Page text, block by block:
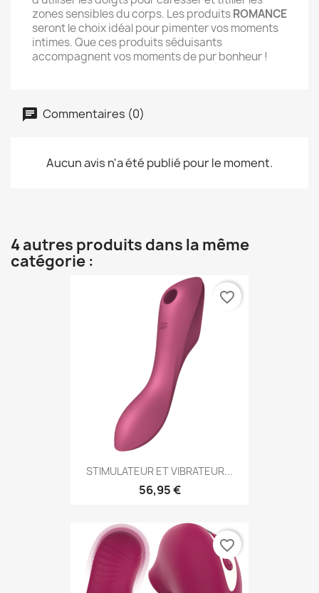
zones sensibles du corps. Les produitsROMANCE
seront le choix idéal pour pimenter vos moments
intimes. Que ces produits séduisants
accompagnent vos moments de pur bonheur !
Commentaires (0)
Aucun avis n'a été publié pour le moment.
4 autres produits dans la même
catégorie :
STIMULATEUR ET VIBRATEUR...
56,95 €
favorite_border
favorite_border